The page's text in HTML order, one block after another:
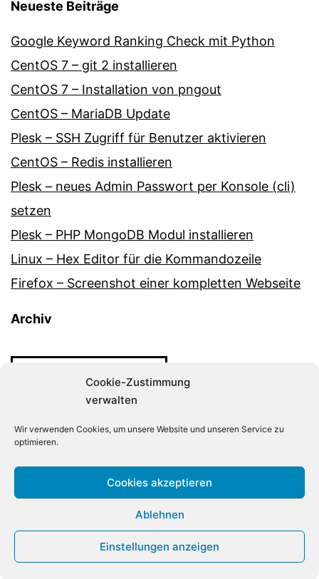
Cookie-Zustimmung
verwalten
Wir verwenden Cookies, um unsere Website und unseren Service zu
optimieren.
Cookies akzeptieren
Ablehnen
Einstellungen anzeigen
Neueste Beiträge
Google Keyword Ranking Check mit Python
CentOS 7 – git 2 installieren
CentOS 7 – Installation von pngout
CentOS – MariaDB Update
Plesk – SSH Zugriff für Benutzer aktivieren
CentOS – Redis installieren
Plesk – neues Admin Passwort per Konsole (cli)
setzen
Plesk – PHP MongoDB Modul installieren
Linux – Hex Editor für die Kommandozeile
Firefox – Screenshot einer kompletten Webseite
Archiv
DER-LINUX-ADMIN.DE
Stolz präsentiert vonWordPress